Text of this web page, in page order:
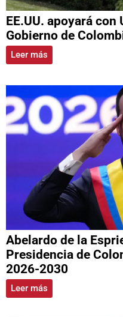
EE.UU. apoyará
Gobierno de
Leer más
Abelardo de la
Presidencia de
2026-2030
Leer más